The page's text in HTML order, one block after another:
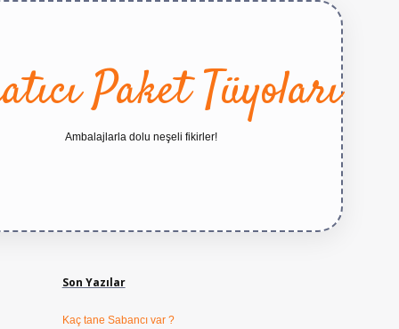
Paket Tüyoları
Ambalajlarla dolu neşeli fikirler!
Son Yazılar
Kaç tane Sabancı var ?